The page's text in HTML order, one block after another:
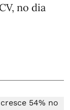
no dia